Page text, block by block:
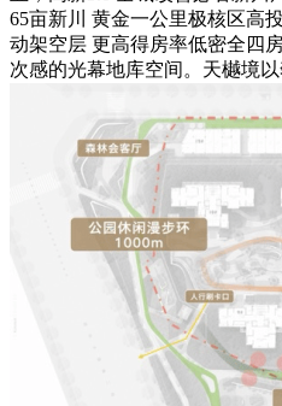
65亩新川 黄金一公里极核区高
动架空层 更高得房率低密全四
次感的光幕地库空间。天樾境